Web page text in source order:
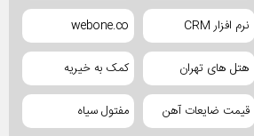
نرم افزار CRM webone.co
هتل های تهران کمک به خیریه
قیمت ضایعات آهن مفتول سیاه